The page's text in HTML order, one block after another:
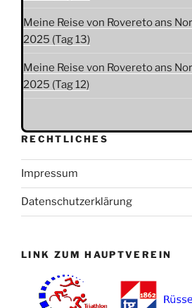
Meine Reise von Rovereto ans
2025 (Tag 13)
Meine Reise von Rovereto ans
2025 (Tag 12)
RECHTLICHES
Impressum
Datenschutzerklärung
LINK ZUM HAUPTVEREIN